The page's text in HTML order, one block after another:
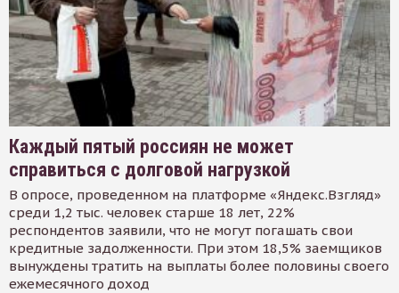
Каждый пятый россиян не может
справиться с долговой нагрузкой
В опросе, проведенном на платформе «Яндекс.Взгляд»
среди 1,2 тыс. человек старше 18 лет, 22%
респондентов заявили, что не могут погашать свои
кредитные задолженности. При этом 18,5% заемщиков
вынуждены тратить на выплаты более половины своего
ежемесячного доход